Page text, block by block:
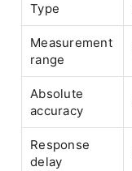
Type
Measurement
range
Absolute
accuracy
Response
delay